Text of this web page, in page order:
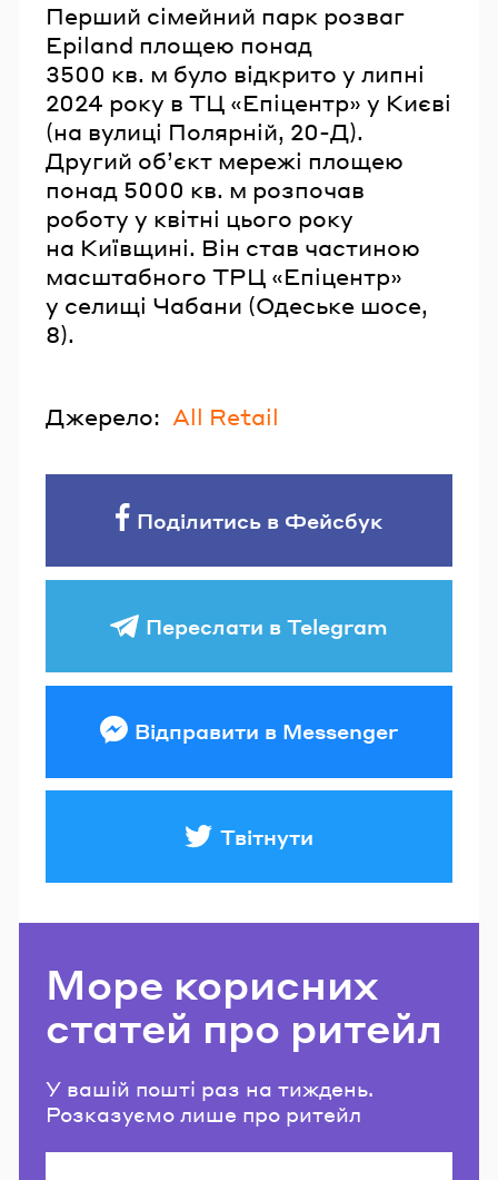
Перший сімейний парк розваг
Epiland площею понад
3500 кв. м було відкрито у липні
2024 року в ТЦ «Епіцентр» у Києві
(на вулиці Полярній, 20-Д).
Другий об’єкт мережі площею
понад 5000 кв. м розпочав
роботу у квітні цього року
на Київщині. Він став частиною
масштабного ТРЦ «Епіцентр»
у селищі Чабани (Одеське шосе,
8).
Джерело: All Retail
Поділитись в Фейсбук
Переслати в Telegram
Відправити в Messenger
Твітнути
Море корисних
статей про ритейл
У вашій пошті раз на тиждень.
Розказуємо лише про ритейл